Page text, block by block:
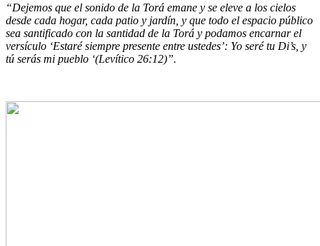
“Dejemos que el sonido de la Torá emane y se eleve a los cielos
desde cada hogar, cada patio y jardín, y que todo el espacio público
sea santificado con la santidad de la Torá y podamos encarnar el
versículo ‘Estaré siempre presente entre ustedes’: Yo seré tu Di’s, y
tú serás mi pueblo ‘(Levítico 26:12)”.